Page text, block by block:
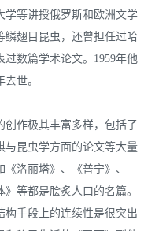
学等讲授俄罗斯和欧洲文学
鳞翅目昆虫，还曾担任过哈
数篇学术论文。1959年他
世。
作极其丰富多样，包括了
与昆虫学方面的论文等大量
洛丽塔》、《普宁》、
等都是脍炙人口的名篇。
构手段上的连续性是很突出